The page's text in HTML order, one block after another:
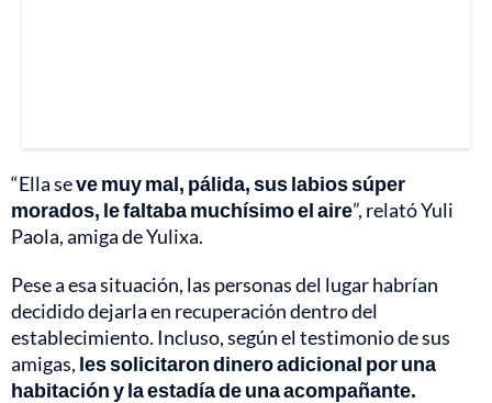
“Ella seve muy mal, pálida, sus labios súper
morados, le faltaba muchísimo el aire”, relató Yuli
Paola, amiga de Yulixa.
Pese a esa situación, las personas del lugar habrían
decidido dejarla en recuperación dentro del
establecimiento. Incluso, según el testimonio de sus
amigas, les solicitaron dinero adicional por una
habitación y la estadía de una acompañante.